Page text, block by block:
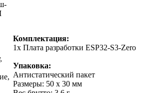
Комплектация:
1х Плата разработки ESP32-S3-Zero
Упаковка:
Антистатический пакет
Размеры: 50 х 30 мм